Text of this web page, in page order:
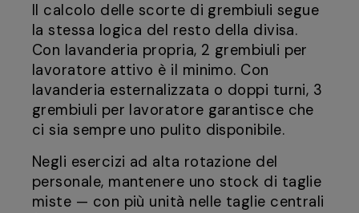
Il calcolo delle scorte di grembiuli segue
la stessa logica del resto della divisa.
Con lavanderia propria, 2 grembiuli per
lavoratore attivo è il minimo. Con
lavanderia esternalizzata o doppi turni, 3
grembiuli per lavoratore garantisce che
ci sia sempre uno pulito disponibile.
Negli esercizi ad alta rotazione del
personale, mantenere uno stock di taglie
miste — con più unità nelle taglie centrali